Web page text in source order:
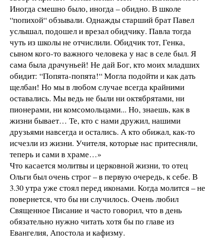
Иногда смешно было, иногда – обидно. В школе
“попихой“ обзывали. Однажды старший брат Павел
услышал, подошел и врезал обидчику. Павла тогда
чуть из школы не отчислили. Обидчик тот, Генка,
сыном кого-то важного человека у нас в селе был. Я
сама была драчуньей! Не дай Бог, кто моих младших
обидит: “Попята-попята!“ Могла подойти и как дать
щелбан! Но мы в любом случае всегда крайними
оставались. Мы ведь не были ни октябрятами, ни
пионерами, ни комсомольцами... Но, знаешь, как в
жизни бывает… Те, кто с нами дружил, нашими
друзьями навсегда и остались. А кто обижал, как-то
исчезли из жизни. Учителя, которые нас притесняли,
теперь и сами в храме…»
Что касается молитвы и церковной жизни, то отец
Ольги был очень строг – в первую очередь, к себе. В
3.30 утра уже стоял перед иконами. Когда молится – не
повернется, что бы ни случилось. Очень любил
Священное Писание и часто говорил, что в день
обязательно нужно читать хотя бы по главе из
Евангелия, Апостола и кафизму.